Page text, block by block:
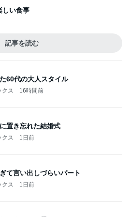
しい食事
記事を読む
60代の大人スタイル
ス 16時間前
置き忘れた結婚式
ス 1日前
て言い出しづらいパート
ス 1日前